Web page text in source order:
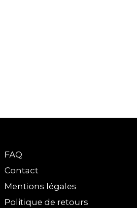
FAQ
Contact
Mentions légales
Politique de retours